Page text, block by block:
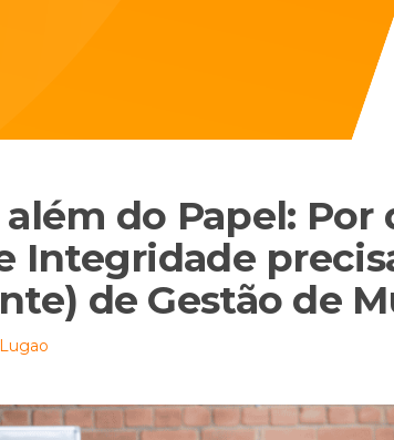
do Papel: Por
Integridade
de Gestão de